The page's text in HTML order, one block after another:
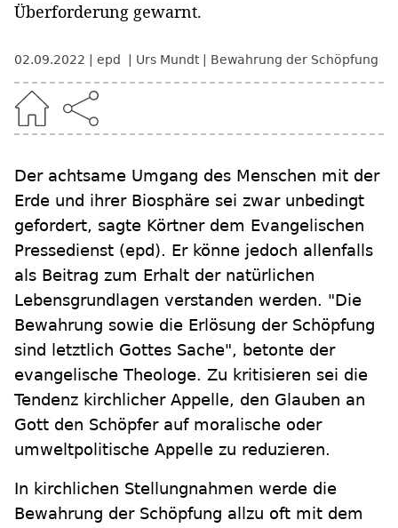
Überforderung gewarnt.
02.09.2022 epd Urs Mundt Bewahrung der Schöpfung
Der achtsame Umgang des Menschen mit der
Erde und ihrer Biosphäre sei zwar unbedingt
gefordert, sagte Körtner dem Evangelischen
Pressedienst (epd). Er könne jedoch allenfalls
als Beitrag zum Erhalt der natürlichen
Lebensgrundlagen verstanden werden. "Die
Bewahrung sowie die Erlösung der Schöpfung
sind letztlich Gottes Sache", betonte der
evangelische Theologe. Zu kritisieren sei die
Tendenz kirchlicher Appelle, den Glauben an
Gott den Schöpfer auf moralische oder
umweltpolitische Appelle zu reduzieren.
In kirchlichen Stellungnahmen werde die
Bewahrung der Schöpfung allzu oft mit dem